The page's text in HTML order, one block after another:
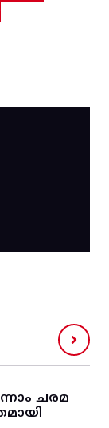
ചരമ